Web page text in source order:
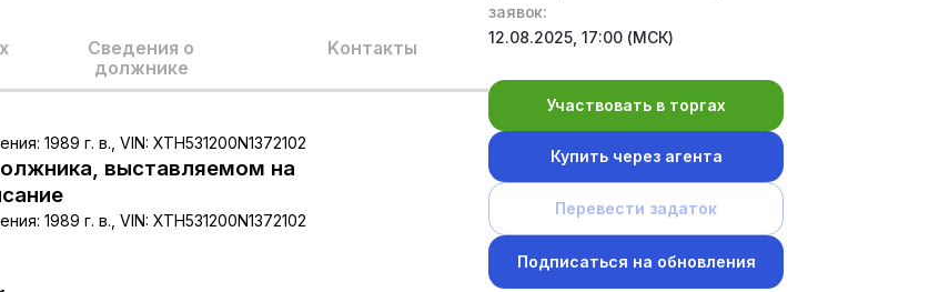
Сведения о
должнике
Kонтакты
1989 г. в., VIN: XTH531200N1372102
выставляемом на
1989 г. в., VIN: XTH531200N1372102
заявок:
12.08.2025, 17:00 (МСК)
Участвовать в торгах
Купить через агента
Перевести задаток
Подписаться на обновления